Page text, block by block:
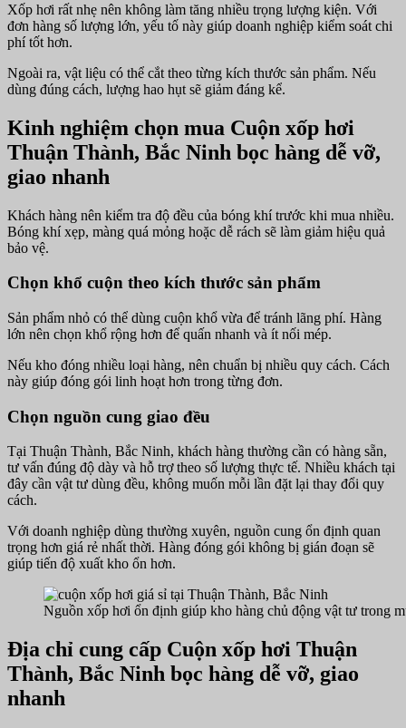
Xốp hơi rất nhẹ nên không làm tăng nhiều trọng lượng kiện. Với
đơn hàng số lượng lớn, yếu tố này giúp doanh nghiệp kiểm soát chi
phí tốt hơn.
Ngoài ra, vật liệu có thể cắt theo từng kích thước sản phẩm. Nếu
dùng đúng cách, lượng hao hụt sẽ giảm đáng kể.
Kinh nghiệm chọn mua Cuộn xốp hơi
Thuận Thành, Bắc Ninh bọc hàng dễ vỡ,
giao nhanh
Khách hàng nên kiểm tra độ đều của bóng khí trước khi mua nhiều.
Bóng khí xẹp, màng quá mỏng hoặc dễ rách sẽ làm giảm hiệu quả
bảo vệ.
Chọn khổ cuộn theo kích thước sản phẩm
Sản phẩm nhỏ có thể dùng cuộn khổ vừa để tránh lãng phí. Hàng
lớn nên chọn khổ rộng hơn để quấn nhanh và ít nối mép.
Nếu kho đóng nhiều loại hàng, nên chuẩn bị nhiều quy cách. Cách
này giúp đóng gói linh hoạt hơn trong từng đơn.
Chọn nguồn cung giao đều
Tại Thuận Thành, Bắc Ninh, khách hàng thường cần có hàng sẵn,
tư vấn đúng độ dày và hỗ trợ theo số lượng thực tế. Nhiều khách tại
đây cần vật tư dùng đều, không muốn mỗi lần đặt lại thay đổi quy
cách.
Với doanh nghiệp dùng thường xuyên, nguồn cung ổn định quan
trọng hơn giá rẻ nhất thời. Hàng đóng gói không bị gián đoạn sẽ
giúp tiến độ xuất kho ổn hơn.
Nguồn xốp hơi ổn định giúp kho hàng chủ động vật tư trong
Địa chỉ cung cấp Cuộn xốp hơi Thuận
Thành, Bắc Ninh bọc hàng dễ vỡ, giao
nhanh